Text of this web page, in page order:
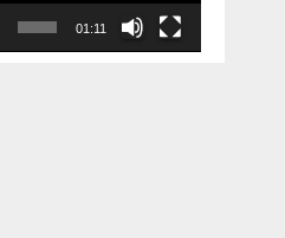
01:11